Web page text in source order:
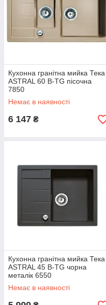
Кухонна гранітна мийка Тека
ASTRAL 60 B-TG пісочна
7850
Немає в наявності
6 147 ₴
Кухонна гранітна мийка Тека
ASTRAL 45 B-TG чорна
металік 6550
Немає в наявності